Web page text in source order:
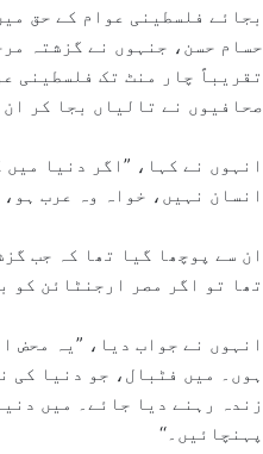
بجائے فلسطینی عوام کے حق
حسام حسن، جنہوں نے گزشتہ
تقریباً چار منٹ تک فلسطینی
صحافیوں نے تالیاں بجا کر
انہوں نے کہا، ”اگر دنیا
انسان نہیں، خواہ وہ عرب ہو،
ان سے پوچھا گیا تھا کہ جب
تھا تو اگر مصر ارجنٹائن کو
انہوں نے جواب دیا، ”یہ محض
ہوں۔ میں فٹبال، جو دنیا کی
زندہ رہنے دیا جائے۔ میں
پہنچائیں۔‘‘